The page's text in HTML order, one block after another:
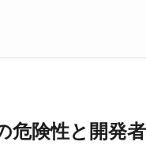
危険性と開発